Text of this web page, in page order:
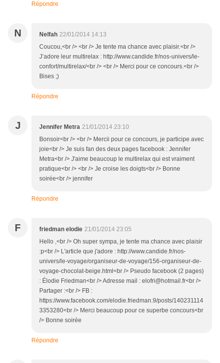
Répondre
N Nelfah 22/01/2014 14:13
Coucou,<br /> <br /> Je tente ma chance avec plaisir.<br />
J’adore leur multirelax : http://www.candide.fr/nos-univers/le-
confort/multirelax/<br /> <br /> Merci pour ce concours.<br />
Bises ;)
Répondre
J Jennifer Metra 21/01/2014 23:10
Bonsoir<br /> <br /> Mercii pour ce concours, je participe avec
joie<br /> Je suis fan des deux pages facebook : Jennifer
Metra<br /> J'aime beaucoup le multirelax qui est vraiment
pratique<br /> <br /> Je croise les doigts<br /> Bonne
soirée<br /> jennifer
Répondre
F friedman elodie 21/01/2014 23:05
Hello ,<br /> Oh super sympa, je tente ma chance avec plaisir
:p<br /> L'article que j'adore : http://www.candide.fr/nos-
univers/le-voyage/organiseur-de-voyage/156-organiseur-de-
voyage-chocolat-beige.html<br /> Pseudo facebook (2 pages)
: Élodie Friedman<br /> Adresse mail : elofri@hotmail.fr<br />
Partager :<br /> FB :
https://www.facebook.com/elodie.friedman.9/posts/140231114
3353280<br /> Merci beaucoup pour ce superbe concours<br
/> Bonne soirée
Répondre